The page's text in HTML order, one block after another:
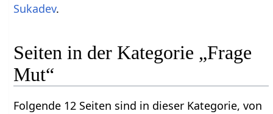
Sukadev.
Seiten in der Kategorie „Frage
Mut“
Folgende 12 Seiten sind in dieser Kategorie, von